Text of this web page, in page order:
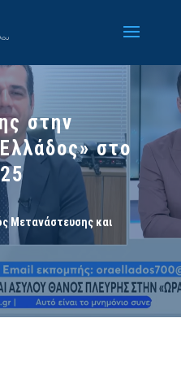
στην
στο
Μετανάστευσης και